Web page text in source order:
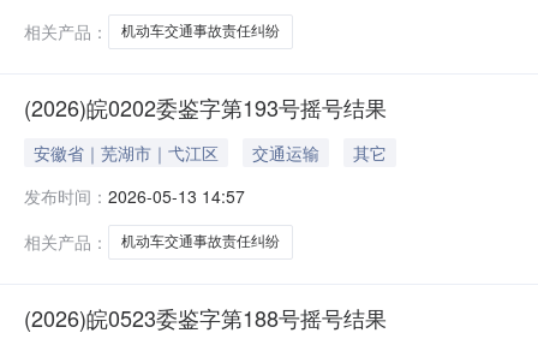
相关产品：
机动车交通事故责任纠纷
(2026)皖0202委鉴字第193号摇号结果
安徽省｜芜湖市｜弋江区 交通运输
其它
发布时间： 2026-05-13 14:57
相关产品：
机动车交通事故责任纠纷
(2026)皖0523委鉴字第188号摇号结果